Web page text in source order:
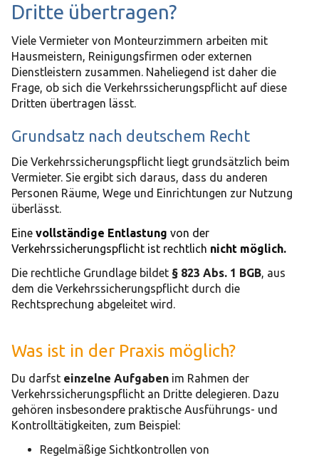
Dritte übertragen?
Viele Vermieter von Monteurzimmern arbeiten mit
Hausmeistern, Reinigungsfirmen oder externen
Dienstleistern zusammen. Naheliegend ist daher die
Frage, ob sich die Verkehrssicherungspflicht auf diese
Dritten übertragen lässt.
Grundsatz nach deutschem Recht
Die Verkehrssicherungspflicht liegt grundsätzlich beim
Vermieter. Sie ergibt sich daraus, dass du anderen
Personen Räume, Wege und Einrichtungen zur Nutzung
überlässt.
Eine vollständige Entlastung von der
Verkehrssicherungspflicht ist rechtlich nicht möglich.
Die rechtliche Grundlage bildet § 823 Abs. 1 BGB, aus
dem die Verkehrssicherungspflicht durch die
Rechtsprechung abgeleitet wird.
Was ist in der Praxis möglich?
Du darfst einzelne Aufgaben im Rahmen der
Verkehrssicherungspflicht an Dritte delegieren. Dazu
gehören insbesondere praktische Ausführungs- und
Kontrolltätigkeiten, zum Beispiel:
Regelmäßige Sichtkontrollen von